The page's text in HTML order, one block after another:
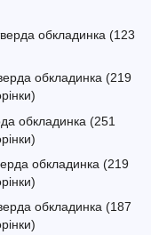
обкладинка (123
обкладинка (219
обкладинка (251
обкладинка (219
обкладинка (187